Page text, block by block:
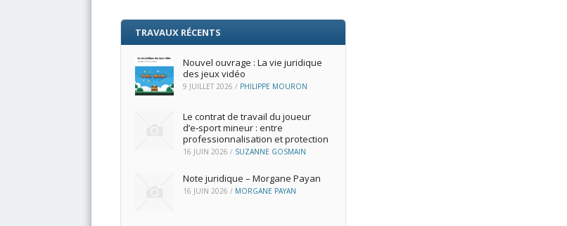
TRAVAUX RÉCENTS
Nouvel ouvrage : La vie juridique
des jeux vidéo
9 JUILLET 2026 / PHILIPPE MOURON
Le contrat de travail du joueur
d’e‑sport mineur : entre
professionnalisation et protection
16 JUIN 2026 / SUZANNE GOSMAIN
Note juridique – Morgane Payan
16 JUIN 2026 / MORGANE PAYAN